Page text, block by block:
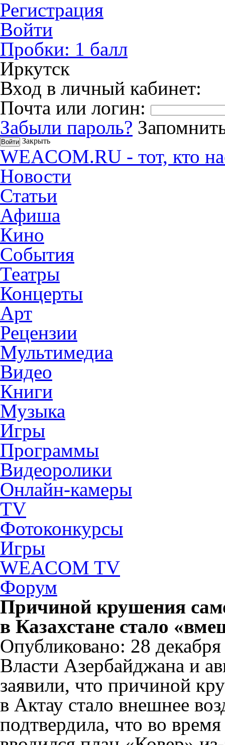
Регистрация
Войти
Пробки: 1 балл
Иркутск
Вход в личный кабинет:
Почта или логин:
Забыли пароль?
Закрыть
WEACOM.RU - тот, кто
Новости
Статьи
Афиша
Кино
События
Театры
Концерты
Арт
Рецензии
Мультимедиа
Видео
Книги
Музыка
Игры
Программы
Видеоролики
Онлайн-камеры
TV
Фотоконкурсы
Игры
WEACOM TV
Форум
Причиной крушения
в Казахстане стало
Опубликовано: 28
Власти Азербайджана и
заявили, что причиной
в Актау стало внешнее
подтвердила, что во